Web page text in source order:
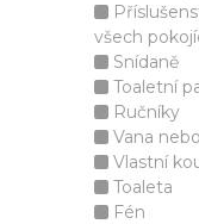
všech
Snídaně
Toaletní
Ručníky
Vana
Vlastní
Toaleta
Fén